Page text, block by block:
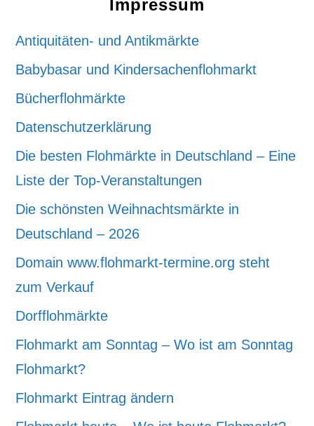
Impressum
Antiquitäten- und Antikmärkte
Babybasar und Kindersachenflohmarkt
Bücherflohmärkte
Datenschutzerklärung
Die besten Flohmärkte in Deutschland – Eine
Liste der Top-Veranstaltungen
Die schönsten Weihnachtsmärkte in
Deutschland – 2026
Domain www.flohmarkt-termine.org steht
zum Verkauf
Dorfflohmärkte
Flohmarkt am Sonntag – Wo ist am Sonntag
Flohmarkt?
Flohmarkt Eintrag ändern